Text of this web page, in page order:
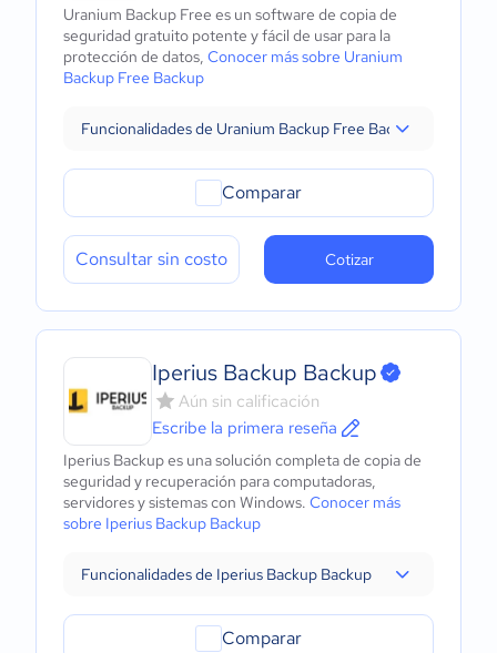
Uranium Backup Free es un software de copia de
seguridad gratuito potente y fácil de usar para la
protección de datos, Conocer más sobre Uranium
Backup Free Backup
Funcionalidades de Uranium Backup Free Backup
Comparar
Consultar sin costo Cotizar
Iperius Backup Backup
Aún sin calificación
Escribe la primera reseña
Iperius Backup es una solución completa de copia de
seguridad y recuperación para computadoras,
servidores y sistemas con Windows. Conocer más
sobre Iperius Backup Backup
Funcionalidades de Iperius Backup Backup
Comparar